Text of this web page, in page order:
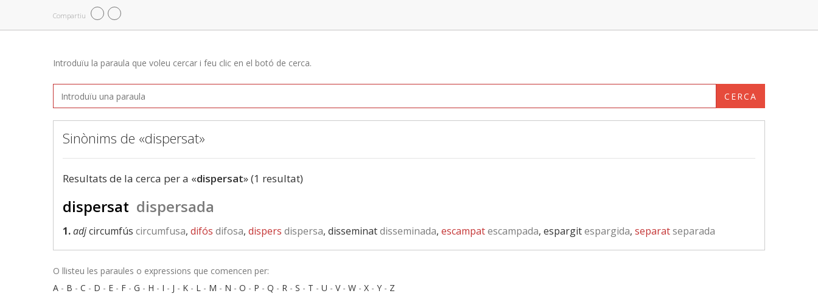
Compartiu
Introduïu la paraula que voleu cercar i feu clic en el botó de cerca.
CERCA
Sinònims de «dispersat»
Resultats de la cerca per a «dispersat» (1 resultat)
dispersat dispersada
1.adjcircumfús circumfusa, difós difosa, dispers dispersa, disseminatdisseminada, escampatescampada, espargitespargida, separatseparada
O llisteu les paraules o expressions que comencen per:
A - B - C - D - E - F - G - H - I - J - K - L - M - N - O - P - Q - R - S - T - U - V- W - X - Y - Z